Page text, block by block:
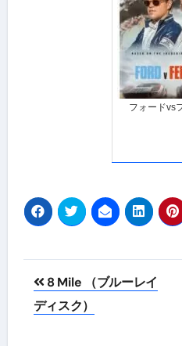
フォードvs
投
稿
8 Mile （ブルーレイ
ディスク）